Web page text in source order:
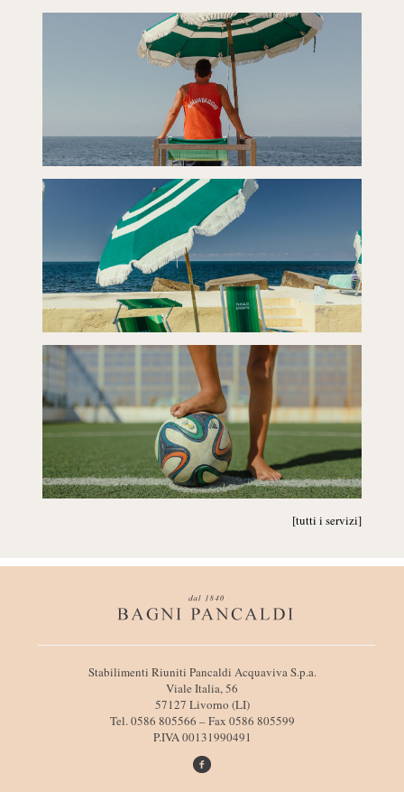
[tutti i servizi]
Stabilimenti Riuniti Pancaldi Acquaviva S.p.a.
Viale Italia, 56
57127 Livorno (LI)
Tel. 0586 805566 – Fax 0586 805599
P.IVA 00131990491